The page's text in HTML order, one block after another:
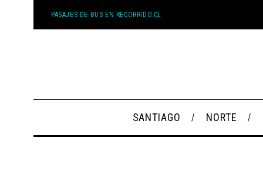
PASAJES DE BUS EN RECORRIDO.CL
SANTIAGO NORTE